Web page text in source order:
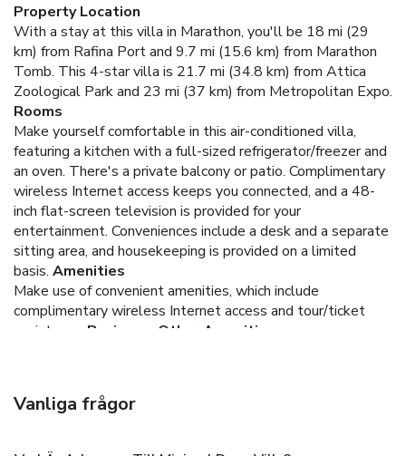
Property Location
With a stay at this villa in Marathon, you'll be 18 mi (29
km) from Rafina Port and 9.7 mi (15.6 km) from Marathon
Tomb. This 4-star villa is 21.7 mi (34.8 km) from Attica
Zoological Park and 23 mi (37 km) from Metropolitan Expo.
Rooms
Make yourself comfortable in this air-conditioned villa,
featuring a kitchen with a full-sized refrigerator/freezer and
an oven. There's a private balcony or patio. Complimentary
wireless Internet access keeps you connected, and a 48-
inch flat-screen television is provided for your
entertainment. Conveniences include a desk and a separate
sitting area, and housekeeping is provided on a limited
basis. Amenities
Make use of convenient amenities, which include
complimentary wireless Internet access and tour/ticket
assistance.
Business, Other Amenities
Vanliga frågor